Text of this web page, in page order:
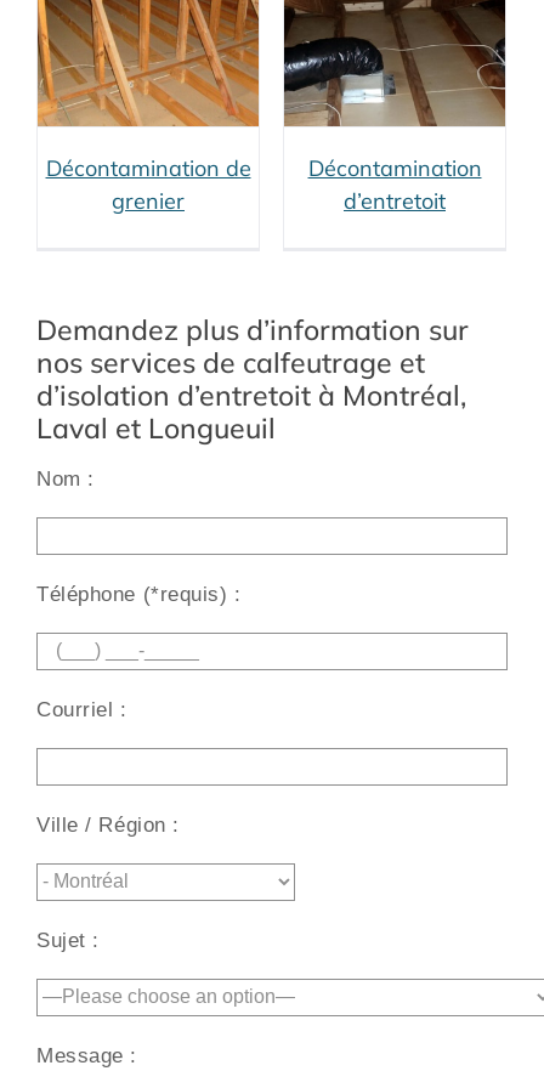
Décontamination de
grenier
Décontamination
moisissures
Décontamination
vermiculite (services
connexes) Isolation de
toiture (services
connexes) Rénovation
Décontamination
d’entretoit
Demandez plus d’information sur
nos services de calfeutrage et
d’isolation d’entretoit à Montréal,
Laval et Longueuil
Nom :
Téléphone (*requis) :
Courriel :
Ville / Région :
Sujet :
Message :